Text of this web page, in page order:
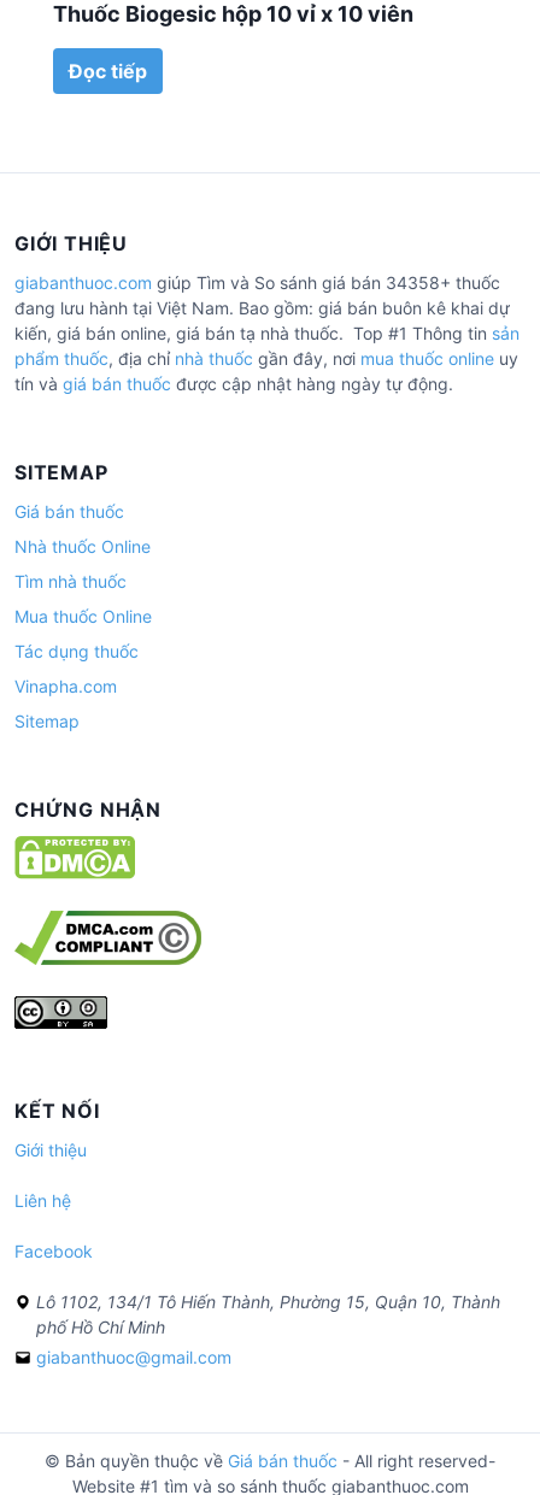
Thuốc Biogesic hộp 10 vỉ x 10 viên
Đọc tiếp
GIỚI THIỆU
giabanthuoc.com giúp Tìm và So sánh giá bán 34358+ thuốc
đang lưu hành tại Việt Nam. Bao gồm: giá bán buôn kê khai dự
kiến, giá bán online, giá bán tạ nhà thuốc. Top #1 Thông tin sản
phẩm thuốc, địa chỉ nhà thuốc gần đây, nơi mua thuốc online uy
tín và giá bán thuốc được cập nhật hàng ngày tự động.
SITEMAP
Giá bán thuốc
Nhà thuốc Online
Tìm nhà thuốc
Mua thuốc Online
Tác dụng thuốc
Vinapha.com
Sitemap
CHỨNG NHẬN
KẾT NỐI
Giới thiệu
Liên hệ
Facebook
Lô 1102, 134/1 Tô Hiến Thành, Phường 15, Quận 10, Thành
phố Hồ Chí Minh
giabanthuoc@gmail.com
© Bản quyền thuộc về Giá bán thuốc - All right reserved-
Website #1 tìm và so sánh thuốc giabanthuoc.com